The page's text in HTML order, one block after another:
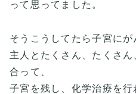
って思ってました。
そうこうしてたら子宮にが
主人とたくさん、たくさ
合って、
子宮を残し、化学治療を